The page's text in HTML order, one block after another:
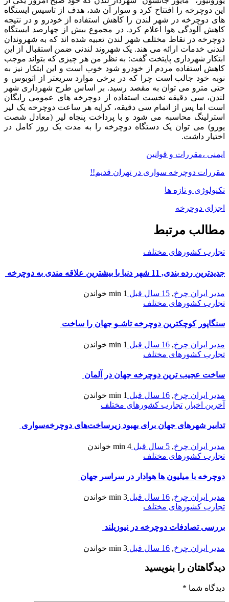
این دوچرخه را افتتاح کرد و سوار آن شد، هدف از تاسیس ایستگاه
های دوچرخه در شهر لندن را کاهش استفاده از خودرو و در نتیجه
کاهش آلودگی هوا اعلام کرد. در مجموع بیش از چهارصد ایستگاه
دوچرخه در نقاط مختلف شهر لندن تعبیه شده اند که به شهروندان
لندنی خدمات ارائه می هند. یک شهروند لندنی ضمن استقبال از این
ابتکار شهرداری پایتخت گفت: به نظر من هر چیزی که بتواند موجب
کاهش استفاده مردم از خودرو شود خوب است و این ابتکار نیز به
نوبه خود جالب است چرا که در برخی موارد سریعتر از اتوبوس و
حتی مترو می توان به مقصد رسید. بر اساس طرح شهرداری شهر
لندن، سی دقیقه نخست استفاده از دوچرخه های عمومی رایگان
است اما پس از اتمام سی دقیقه، کرایه هر ساعت دوچرخه یک لیر
استرلینگ محاسبه می شود و با پرداخت پنجاه لیر (معادل شصت
یورو) می توان یک دستگاه دوچرخه را به مدت یک روز کامل در
اختیار داشت.
ایمنی ،مقررات و قوانین
مقررات دوچرخه سواری در تهران قدیم!!
تکنولوژی و تازه ها
اجزای دوچرخه
مطالب مرتبط
تجارب کشورهای مختلف
جدیدترین رده بندی, 11 شهر دنیا با بیشترین علاقه مندی به دوچرخه
مدیر ایران چرخ, 15 سال قبل 1 min
خواندن
تجارب کشورهای مختلف
سنگاپور كوچكترين‎ دوچرخه‎ تاشـو جهان‎ را ساخت‎
مدیر ایران چرخ, 16 سال قبل 1 min
خواندن
تجارب کشورهای مختلف
ساخت عجيب ترين دوچرخه جهان در آلمان
مدیر ایران چرخ, 16 سال قبل 1 min
خواندن
آخرین اخبار , تجارب کشورهای مختلف
تدابیر شهرهای جهان برای بهبود زیرساخت‌های دوچرخه‌سواری
مدیر ایران چرخ, 5 سال قبل 4 min
خواندن
تجارب کشورهای مختلف
دوچرخه با ميليون ها هوادار در سراسر جهان
مدیر ایران چرخ, 16 سال قبل 3 min
خواندن
تجارب کشورهای مختلف
بررسی تصادفات دوچرخه در نیوزیلند
مدیر ایران چرخ, 16 سال قبل 3 min خواندن
دیدگاهتان را بنویسید
دیدگاه شما *